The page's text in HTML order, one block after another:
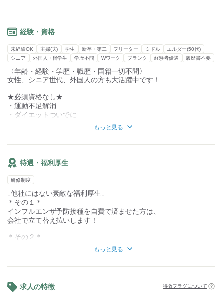
スタッフからは、
・前職では無理やりシフトを組まれたが、
今は自分のペースで働けている
・業務委託なのに、ボーナスが出るのはうれしい
・何より、代表や従業員の人柄が良くて温かな雰囲気がある
といった声が多数。
ご相談して下さい！
■配送エリア
集荷場所は人形町駅周辺になります。
経験・資格
未経験OK 主婦(夫) 学生 新卒・第二 フリーター ミドル
エルダー(50代)
シニア
外国人・留学生 学歴不問 Wワーク ブランク 経験者優遇 履歴書不要
〈年齢・経験・学歴・職歴・国籍一切不問〉
女性、シニア世代、外国人の方も大活躍中です！
★必須資格なし★
・運動不足解消
・ダイエットついでに
■未経験者
■主婦（夫）
■外国人
■シニア世代
■軽貨物持込歓迎(黒ナンバー)
〈募集背景〉
■増員のため
もっと見る
待遇・福利厚生
研修制度
↓他社にはない素敵な福利厚生↓
＊その１＊
インフルエンザ予防接種を自費で済ませた方は、
会社で立て替え払いします！
＊その２＊
業務委託でもボーナスがあります！
■置き配OK
もっと見る
求人の特徴 特徴フラグについて